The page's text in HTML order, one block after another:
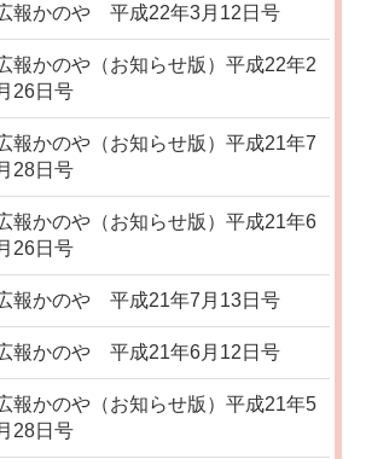
報かのや 平成22年3月12日号
報かのや（お知らせ版）平成22年2
26日号
報かのや（お知らせ版）平成21年7
28日号
報かのや（お知らせ版）平成21年6
26日号
報かのや 平成21年7月13日号
報かのや 平成21年6月12日号
報かのや（お知らせ版）平成21年5
28日号